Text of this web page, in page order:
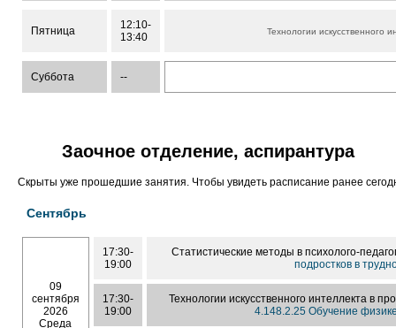
Пятница
12:10-
13:40
Технологии искусственного
Суббота --
Заочное отделение, аспирантура
Скрыты уже прошедшие занятия. Чтобы увидеть расписание ранее
Сентябрь
09
сентября
2026
Среда
17:30-
19:00
Статистические методы в психолого-
подростков в
17:30-
19:00
Технологии искусственного интеллекта в
4.148.2.25 Обучение